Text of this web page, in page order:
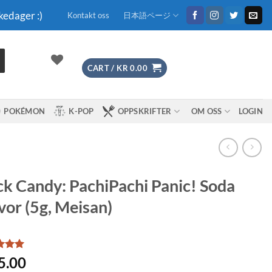
:) Kontakt oss 日本語ページ
CART / KR 0.00
POKÉMON K-POP OPPSKRIFTER OM OSS LOGIN
Candy: PachiPachi Panic! Soda
(5g, Meisan)
5
5